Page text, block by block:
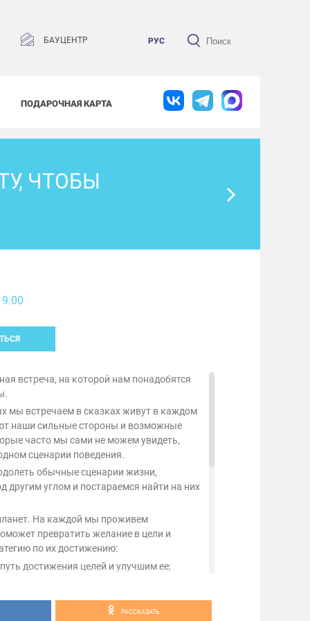
БАУЦЕНТР РУС
ПОДАРОЧНАЯ КАРТА
ЧТОБЫ
встреча, на которой нам понадобятся
мы встречаем в сказках живут в каждом
наши сильные стороны и возможные
часто мы сами не можем увидеть,
сценарии поведения.
обычные сценарии жизни,
другим углом и постараемся найти на них
На каждой мы проживем
превратить желание в цели и
по их достижению:
достижения целей и улучшим ее;
целей;
РАССКАЗАТЬ